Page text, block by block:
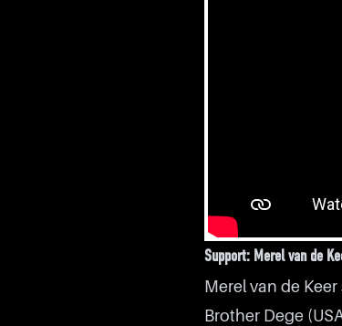
Support: Merel van de
Merel van de
Brother Dege